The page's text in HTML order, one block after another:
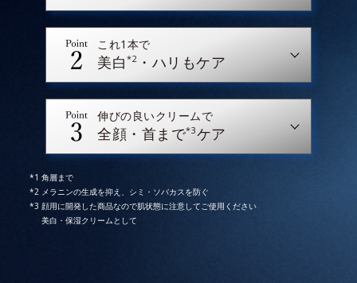
に挑みました。
これ1本で
美白*2 ・ハリもケア
伸びの良いクリームで
全顔・首まで*3ケア
角層まで
メラニンの生成を抑え、シミ・ソバカスを防ぐ
顔用に開発した商品なので肌状態に注意してご使用ください
美白・保湿クリームとして